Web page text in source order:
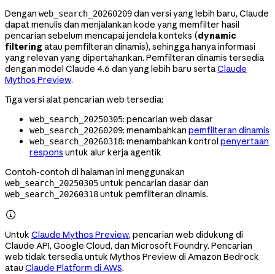
Dengan web_search_20260209dan versi yang lebih baru, Claude
dapat menulis dan menjalankan kode yang memfilter hasil
pencarian sebelum mencapai jendela konteks (dynamic
filtering atau pemfilteran dinamis), sehingga hanya informasi
yang relevan yang dipertahankan. Pemfilteran dinamis tersedia
dengan model Claude 4.6 dan yang lebih baru sertaClaude
Mythos Preview.
Tiga versi alat pencarian web tersedia:
web_search_20250305: pencarian web dasar
web_search_20260209: menambahkan pemfilteran dinamis
web_search_20260318: menambahkan kontrol penyertaan
respons untuk alur kerja agentik
Contoh-contoh di halaman ini menggunakan
web_search_20250305untuk pencarian dasar dan
web_search_20260318untuk pemfilteran dinamis.

Untuk Claude Mythos Preview, pencarian web didukung di
Claude API, Google Cloud, dan Microsoft Foundry. Pencarian
web tidak tersedia untuk Mythos Preview di Amazon Bedrock
atau Claude Platform di AWS.